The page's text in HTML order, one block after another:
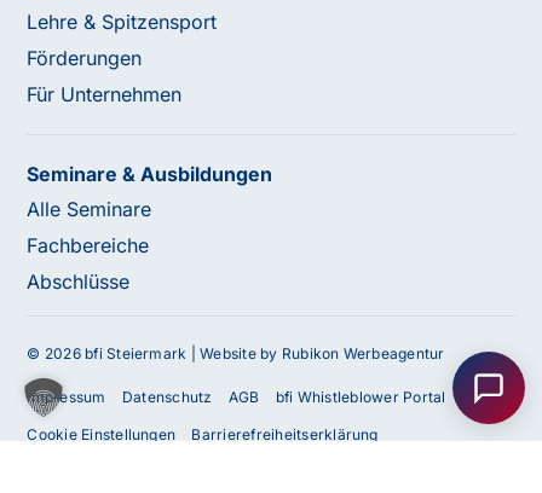
Unser Team ist gerne für Sie da! Nehmen Sie jetzt
Kontakt mit uns auf – wir freuen uns auf Ihre Anfrage.
Lehre & Spitzensport
Förderungen
Für Unternehmen
Seminare & Ausbildungen
Alle Seminare
Fachbereiche
Abschlüsse
© 2026 bfi Steiermark |Website by Rubikon Werbeagentur
Impressum Datenschutz AGB bfi Whistleblower Portal
Cookie Einstellungen Barrierefreiheitserklärung